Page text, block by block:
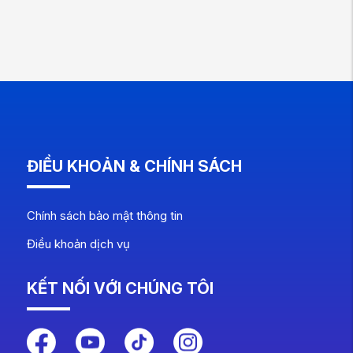
ĐIỀU KHOẢN & CHÍNH SÁCH
Chính sách bảo mật thông tin
Điều khoản dịch vụ
KẾT NỐI VỚI CHÚNG TÔI